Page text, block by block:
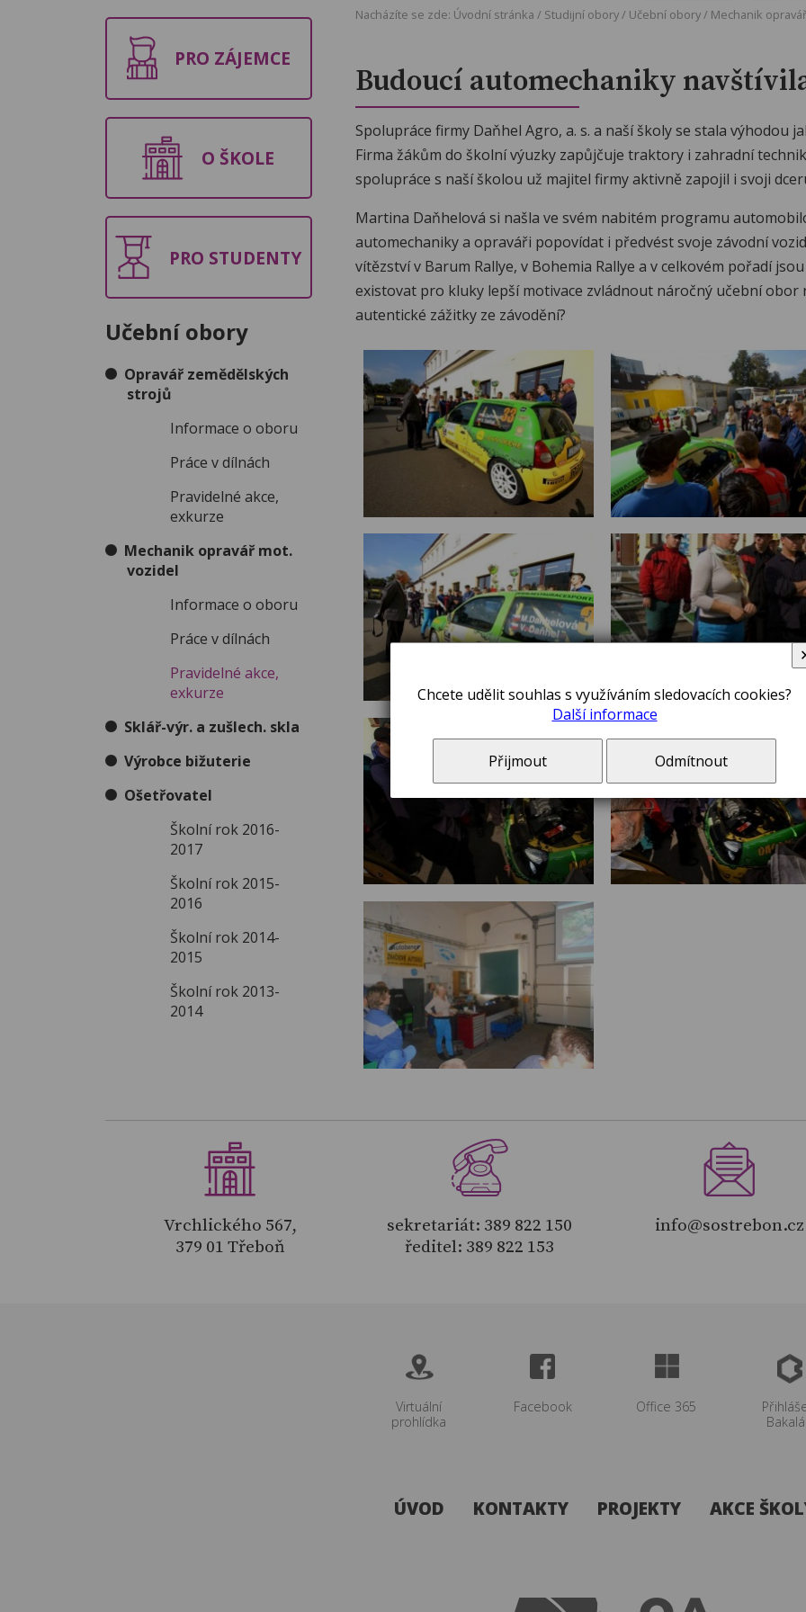
Nacházíte se zde: Úvodní stránka / Studijní obory/ Učební obory/ Mechanik
Budoucí automechaniky
Spolupráce firmy Daňhel Agro, a. s. a naší školy se stala výhodou
Firma žákům do školní výuzky zapůjčuje traktory i zahradní
spolupráce s naší školou už majitel firmy aktivně zapojil i svoji
Martina Daňhelová si našla ve svém nabitém programu
automechaniky a opraváři popovídat i předvést svoje závodní
vítězství v Barum Rallye, v Bohemia Rallye a v celkovém pořadí
existovat pro kluky lepší motivace zvládnout náročný učební
autentické zážitky ze závodění?
PRO ZÁJEMCE
O ŠKOLE
PRO STUDENTY
Učební obory
Opravář zemědělských
strojů
Informace o oboru
Práce v dílnách
Pravidelné akce,
exkurze
Mechanik opravář mot.
vozidel
Informace o oboru
Práce v dílnách
Pravidelné akce,
exkurze
Sklář-výr. a zušlech. skla
Výrobce bižuterie
Ošetřovatel
Školní rok 2016-
2017
Školní rok 2015-
2016
Školní rok 2014-
2015
Školní rok 2013-
2014
Vrchlického 567,
379 01 Třeboň
sekretariát: 389 822 150
ředitel: 389 822 153
info@sostrebon.cz
Virtuální
prohlídka
Facebook Office 365
ÚVOD KONTAKTY PROJEKTY AKCE
Chcete udělit souhlas s využíváním sledovacích cookies?
Další informace
Přijmout Odmítnout